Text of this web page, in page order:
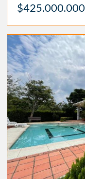
$425.000.000